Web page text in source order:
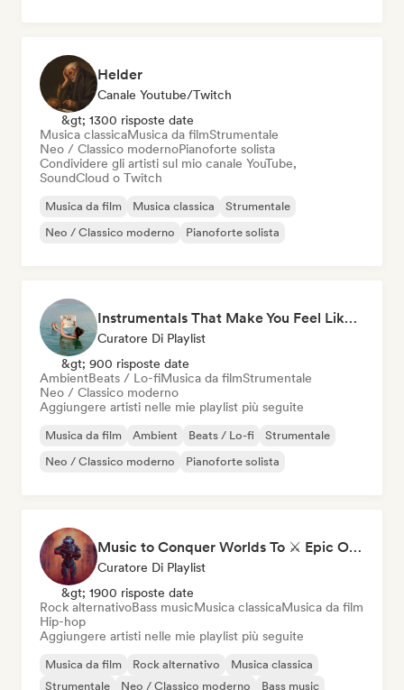
Helder
Canale Youtube/Twitch
&gt; 1300 risposte date
Musica classicaMusica da filmStrumentale
Neo / Classico modernoPianoforte solista
Condividere gli artisti sul mio canale YouTube,
SoundCloud o Twitch
Musica da film Musica classica
Strumentale
Neo / Classico moderno
Pianoforte solista
Instrumentals That Make You Feel Like Floating
Curatore Di Playlist
&gt; 900 risposte date
AmbientBeats / Lo-fiMusica da filmStrumentale
Neo / Classico moderno
Aggiungere artisti nelle mie playlist più seguite
Musica da film Ambient Beats / Lo-fi
Strumentale
Neo / Classico moderno
Pianoforte solista
Music to Conquer Worlds To ⚔️ Epic Orchestral, Cinematic & Trailer Music
Curatore Di Playlist
&gt; 1900 risposte date
Rock alternativoBass musicMusica classicaMusica da film
Hip-hop
Aggiungere artisti nelle mie playlist più seguite
Musica da film Rock alternativo
Musica classica
Strumentale
Neo / Classico moderno Bass music